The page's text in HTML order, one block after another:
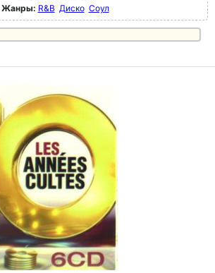
Жанры: R&B Диско Соул